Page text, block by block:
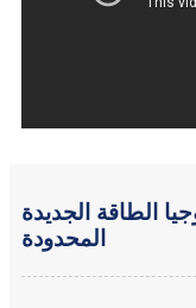
الطاقة الجديدة
المحدودة